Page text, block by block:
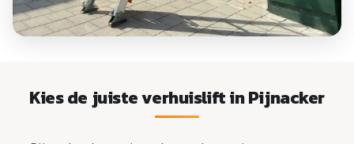
Kies de juiste verhuislift in Pijnacker